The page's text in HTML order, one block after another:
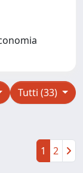
Tutti (33)
1 2